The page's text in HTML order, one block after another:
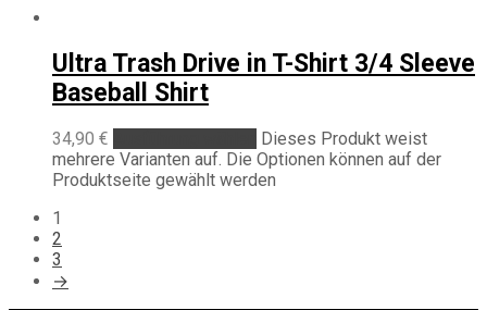
Ultra Trash Drive in T-Shirt 3/4 Sleeve
Baseball Shirt
34,90 €
Dieses Produkt weist
mehrere Varianten auf. Die Optionen können auf der
Produktseite gewählt werden
1
2
3
→